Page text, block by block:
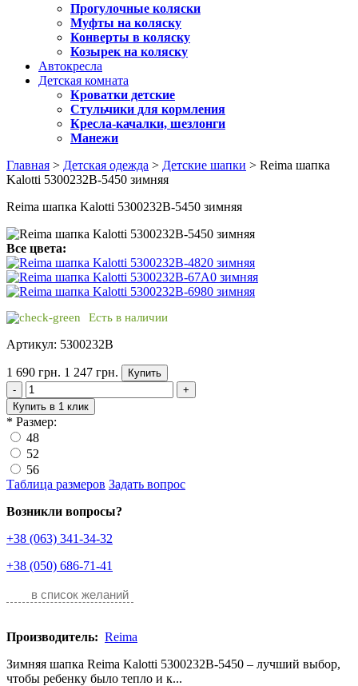
Прогулочные коляски
Муфты на коляску
Конверты в коляску
Козырек на коляску
Автокресла
Детская комната
Кроватки детские
Стульчики для кормления
Кресла-качалки, шезлонги
Манежи
Главная > Детская одежда > Детские шапки > Reima шапка
Kalotti 5300232B-5450 зимняя
Reima шапка Kalotti 5300232B-5450 зимняя
Все цвета:
Есть в наличии
Артикул: 5300232B
1 690 грн. 1 247 грн.
Купить
-
+
Купить в 1 клик
* Размер:
48
52
56
Таблица размеров Задать вопрос
Возникли вопросы?
+38 (063) 341-34-32
+38 (050) 686-71-41
в список желаний
Производитель: Reima
Зимняя шапка Reima Kalotti 5300232B-5450 – лучший выбор,
чтобы ребенку было тепло и к...